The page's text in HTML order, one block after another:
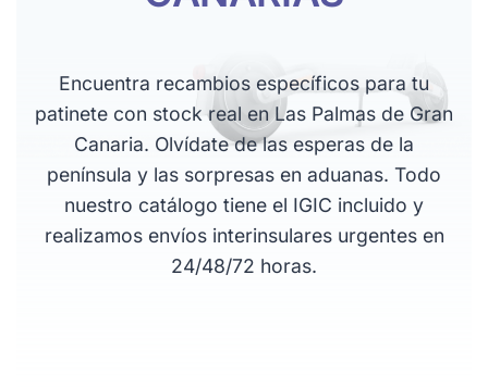
Encuentra recambios específicos para tu
patinete con stock real en Las Palmas de Gran
Canaria. Olvídate de las esperas de la
península y las sorpresas en aduanas. Todo
nuestro catálogo tiene el IGIC incluido y
realizamos envíos interinsulares urgentes en
24/48/72 horas.